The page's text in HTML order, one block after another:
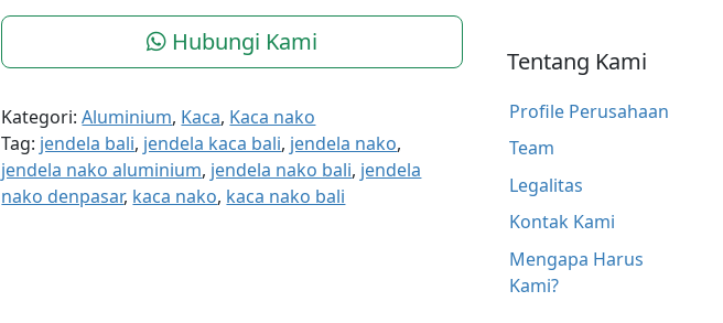
Hubungi Kami
Kategori:Aluminium, Kaca, Kaca nako
Tag: jendela bali, jendela kaca bali, jendela nako,
jendela nako aluminium, jendela nako bali, jendela
nako denpasar, kaca nako, kaca nako bali
Tentang Kami
Profile Perusahaan
Team
Legalitas
Kontak Kami
Mengapa Harus
Kami?